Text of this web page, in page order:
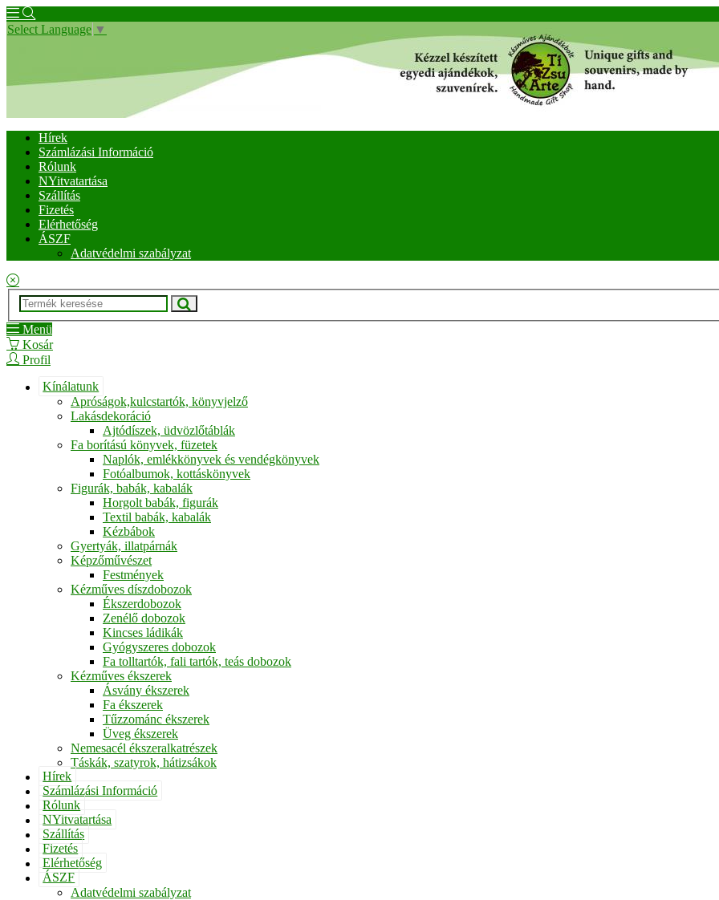
Select Language ▼
Hírek
Számlázási Információ
Rólunk
NYitvatartása
Szállítás
Fizetés
Elérhetőség
ÁSZF
Adatvédelmi szabályzat
Menü
Kosár
Profil
Kínálatunk
Apróságok,kulcstartók, könyvjelző
Lakásdekoráció
Ajtódíszek, üdvözlőtáblák
Fa borítású könyvek, füzetek
Naplók, emlékkönyvek és vendégkönyvek
Fotóalbumok, kottáskönyvek
Figurák, babák, kabalák
Horgolt babák, figurák
Textil babák, kabalák
Kézbábok
Gyertyák, illatpárnák
Képzőművészet
Festmények
Kézműves díszdobozok
Ékszerdobozok
Zenélő dobozok
Kincses ládikák
Gyógyszeres dobozok
Fa tolltartók, fali tartók, teás dobozok
Kézműves ékszerek
Ásvány ékszerek
Fa ékszerek
Tűzzománc ékszerek
Üveg ékszerek
Nemesacél ékszeralkatrészek
Táskák, szatyrok, hátizsákok
Hírek
Számlázási Információ
Rólunk
NYitvatartása
Szállítás
Fizetés
Elérhetőség
ÁSZF
Adatvédelmi szabályzat